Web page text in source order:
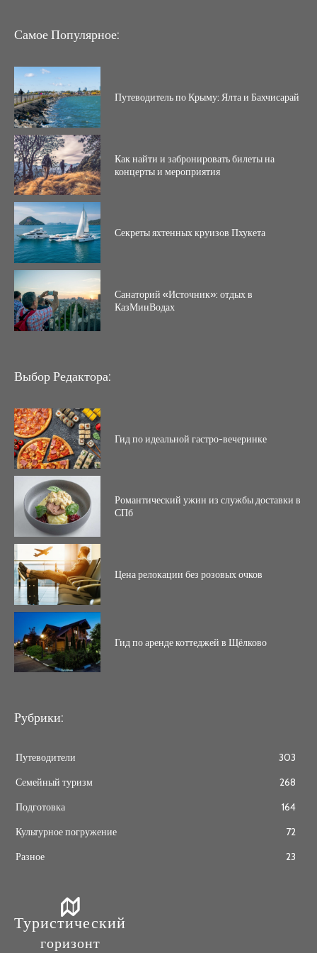
Самое Популярное:
Путеводитель по Крыму: Ялта и Бахчисарай
Как найти и забронировать билеты на
концерты и мероприятия
Секреты яхтенных круизов Пхукета
Санаторий «Источник»: отдых в
КазМинВодах
Выбор Редактора:
Гид по идеальной гастро-вечеринке
Романтический ужин из службы доставки в
СПб
Цена релокации без розовых очков
Гид по аренде коттеджей в Щёлково
Рубрики:
Путеводители
303
Семейный туризм
268
Подготовка
164
Культурное погружение
72
Разное
23
Туристический
горизонт